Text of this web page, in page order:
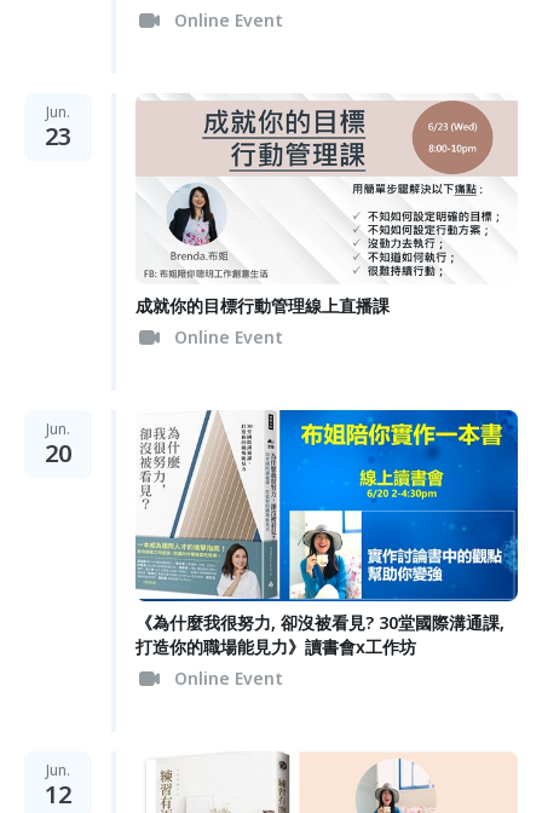
Online Event
Jun.
23
成就你的目標行動管理線上直播課
Online Event
Jun.
20
《為什麼我很努力, 卻沒被看見? 30堂國際溝通課,
打造你的職場能見力》讀書會x工作坊
Online Event
Jun.
12